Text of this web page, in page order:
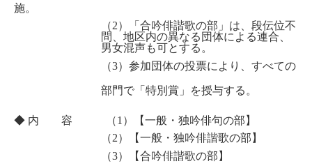
施。
（2）「合吟俳諧歌の部」は、段伝位不
問、地区内の異なる団体による連合、
男女混声も可とする。
（3）参加団体の投票により、すべての
部門で「特別賞」を授与する。
◆ 内 容 （1）【一般・独吟俳句の部】
（2）【一般・独吟俳諧歌の部】
（3）【合吟俳諧歌の部】